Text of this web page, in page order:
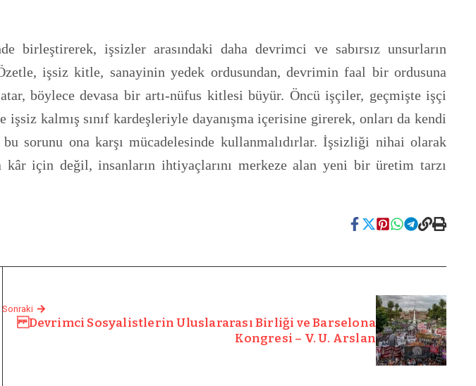
işsizler arasındaki daha devrimci ve sabırsız unsurların
işsiz kitle, sanayinin yedek ordusundan, devrimin faal bir ordusuna
böylece devasa bir artı-nüfus kitlesi büyür. Öncü işçiler, geçmişte işçi
kalmış sınıf kardeşleriyle dayanışma içerisine girerek, onları da kendi
sorunu ona karşı mücadelesinde kullanmalıdırlar. İşsizliği nihai olarak
için değil, insanların ihtiyaçlarını merkeze alan yeni bir üretim tarzı
Sonraki
Devrimci Sosyalistlerin Uluslararası Birliği ve Barselona
Kongresi – V. U. Arslan